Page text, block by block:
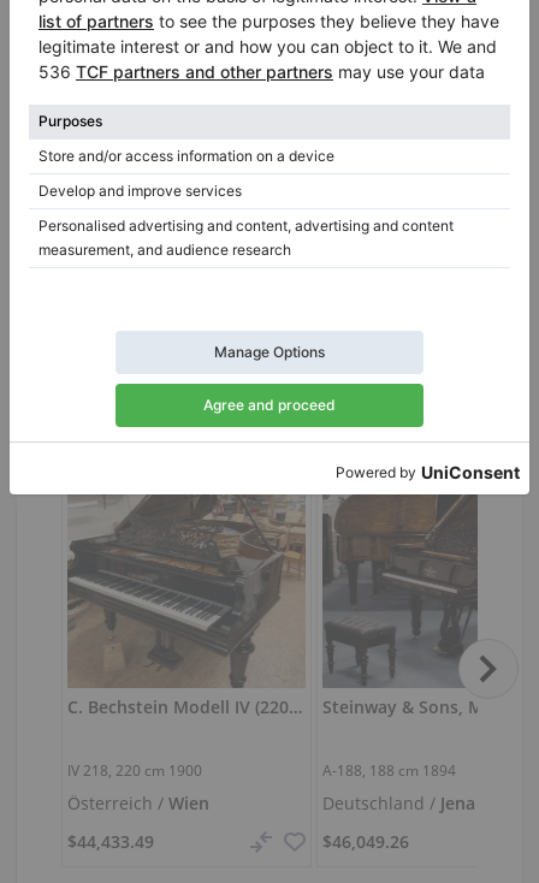
Klavierhändler/Klavierstimmer
Robert Morley & Co. Ltd.
London/ Vereinigtes Königreich
Offizieller Vertragshändler von:Bechstein
Elysian,Gors & Kallmann,Grotrian Steinweg,John Morley,
Hoffmann,Waldstein,Weber,Zimmermann
Besuchen Sie das virtuelle Klaviergeschäft
C. Bechstein Modell IV (220 cm) — konzertbereiter Flügel
IV 218, 220 cm 1900
Österreich / Wien
$44,433.49
A-188, 188 cm 1894
Deutschland / Jena
$46,049.26